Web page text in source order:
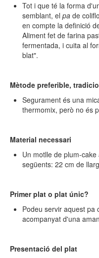
Tot i que té la forma
semblant, el pa de
en compte la definició
Aliment fet de farina
fermentada, i cuita al
blat"​.
Mètode preferible,
Segurament és una
thermomix, però no és
Material necessari
Un motlle de plum-
següents: 22 cm de
Primer plat o plat únic?
Podeu servir aquest pa
acompanyat d'una
Presentació del plat